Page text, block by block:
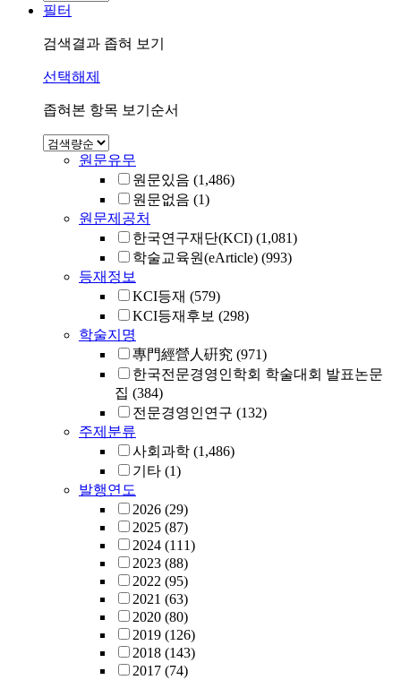
필터
검색결과 좁혀 보기
선택해제
좁혀본 항목 보기순서
원문유무
원문있음 (1,486)
원문없음 (1)
원문제공처
한국연구재단(KCI) (1,081)
학술교육원(eArticle) (993)
등재정보
KCI등재 (579)
KCI등재후보 (298)
학술지명
專門經營人硏究 (971)
한국전문경영인학회 학술대회 발표논문
집 (384)
전문경영인연구 (132)
주제분류
사회과학 (1,486)
기타 (1)
발행연도
2026 (29)
2025 (87)
2024 (111)
2023 (88)
2022 (95)
2021 (63)
2020 (80)
2019 (126)
2018 (143)
2017 (74)